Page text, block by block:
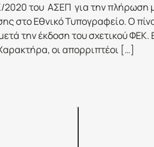
του ΑΣΕΠ για την πλήρωση
στο Εθνικό Τυπογραφείο. Ο
την έκδοση του σχετικού
οι απορριπτέοι […]